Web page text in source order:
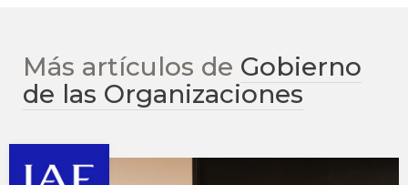
Más artículos de Gobierno
de las Organizaciones